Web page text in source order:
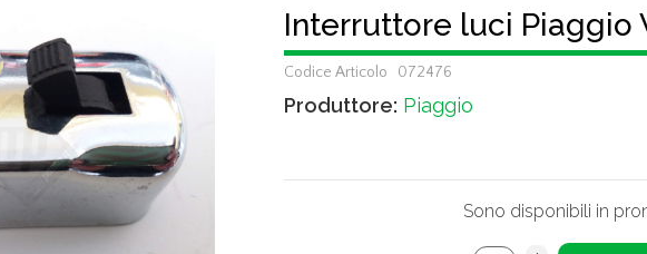
Interruttore luci Piaggio
Codice Articolo 072476
Produttore: Piaggio
Sono disponibili in